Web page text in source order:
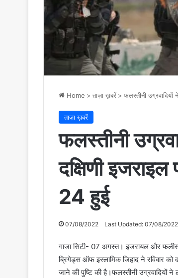
Home > ताज़ा ख़बरें > फलस्तीनी उग्रवादियों
ताज़ा ख़बरें
फलस्तीनी
दक्षिणी
24 हुई
07/08/2022 Last Updated: 07/08/2022
गाजा सिटी- 07 अगस्त। इजरायल और
ब्रिगेड्स ऑफ इस्लामिक जिहाद ने रविवार को
जाने की पुष्टि की है।फलस्तीनी उग्रवादियों